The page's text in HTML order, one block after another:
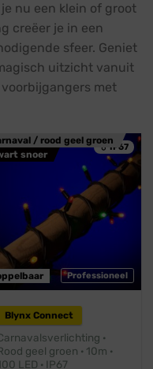
nu een klein of groot
creëer je in een
sfeer. Geniet
uitzicht vanuit
met
💧 IP67
/ rood geel groen
snoer
Professioneel
Blynx Connect
·
geel groen · 10m ·
LED · IP67